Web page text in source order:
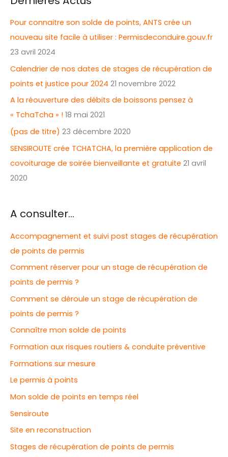
Pour connaitre son solde de points, ANTS crée un
nouveau site facile à utiliser : Permisdeconduire.gouv.fr
23 avril 2024
Calendrier de nos dates de stages de récupération de
points et justice pour 2024 21 novembre 2022
A la réouverture des débits de boissons pensez à
« TchaTcha » ! 18 mai 2021
(pas de titre) 23 décembre 2020
SENSIROUTE crée TCHATCHA, la première application de
covoiturage de soirée bienveillante et gratuite 21 avril
2020
A consulter…
Accompagnement et suivi post stages de récupération
de points de permis
Comment réserver pour un stage de récupération de
points de permis ?
Comment se déroule un stage de récupération de
points de permis ?
Connaître mon solde de points
Formation aux risques routiers & conduite préventive
Formations sur mesure
Le permis à points
Mon solde de points en temps réel
Sensiroute
Site en reconstruction
Stages de récupération de points de permis